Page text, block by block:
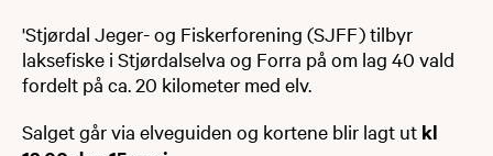
'Stjørdal Jeger- og Fiskerforening (SJFF) tilbyr
laksefiske i Stjørdalselva og Forra på om lag 40 vald
fordelt på ca. 20 kilometer med elv.
Salget går via elveguiden og kortene blir lagt ut kl